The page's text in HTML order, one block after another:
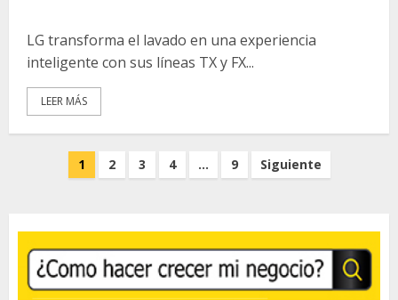
LG transforma el lavado en una experiencia
inteligente con sus líneas TX y FX...
LEER MÁS
Paginación
1 2 3 4 … 9 Siguiente